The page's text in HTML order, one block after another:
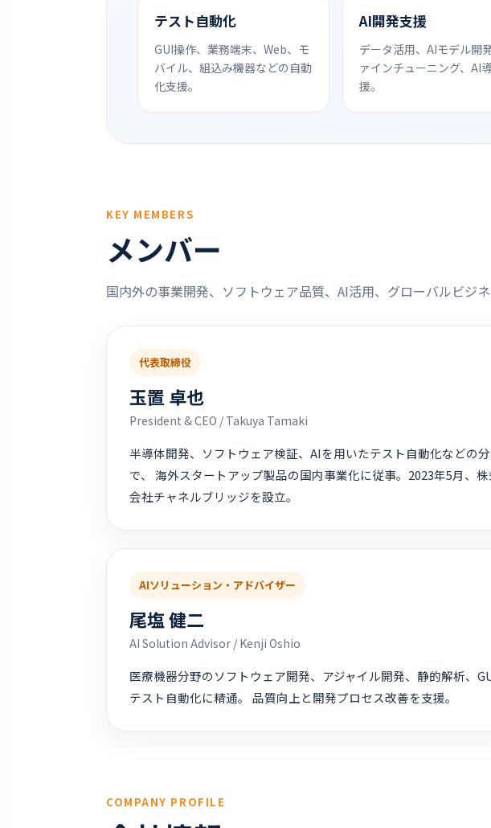
テスト自動化
GUI操作、業務端末、Web、モ
バイル、組込み機器などの自動
化支援。
AI開発支援
データ活用、AIモデル開
ァインチューニング、AI
援。
KEY MEMBERS
メンバー
国内外の事業開発、ソフトウェア品質、AI活用、グローバルビジ
代表取締役
玉置 卓也
President & CEO / Takuya Tamaki
半導体開発、ソフトウェア検証、AIを用いたテスト自動化などの
で、 海外スタートアップ製品の国内事業化に従事。2023年5月、株
会社チャネルブリッジを設立。
AIソリューション・アドバイザー
尾塩 健二
AI Solution Advisor / Kenji Oshio
医療機器分野のソフトウェア開発、アジャイル開発、静的解析、
テスト自動化に精通。 品質向上と開発プロセス改善を支援。
COMPANY PROFILE